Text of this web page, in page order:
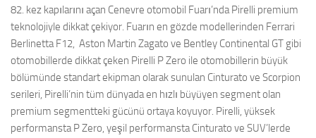
82. kez kapılarını açan Cenevre otomobil Fuarı’nda Pirelli premium
teknolojiyle dikkat çekiyor. Fuarın en gözde modellerinden Ferrari
Berlinetta F12, Aston Martin Zagato ve Bentley Continental GT gibi
otomobillerde dikkat çeken Pirelli P Zero ile otomobillerin büyük
bölümünde standart ekipman olarak sunulan Cinturato ve Scorpion
serileri, Pirelli’nin tüm dünyada en hızlı büyüyen segment olan
premium segmentteki gücünü ortaya koyuyor. Pirelli, yüksek
performansta P Zero, yeşil performansta Cinturato ve SUV’lerde